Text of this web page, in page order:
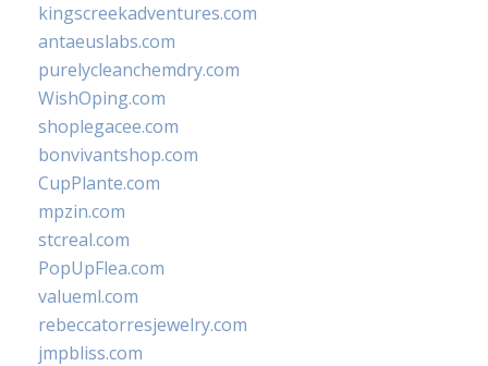
kingscreekadventures.com
antaeuslabs.com
purelycleanchemdry.com
WishOping.com
shoplegacee.com
bonvivantshop.com
CupPlante.com
mpzin.com
stcreal.com
PopUpFlea.com
valueml.com
rebeccatorresjewelry.com
jmpbliss.com